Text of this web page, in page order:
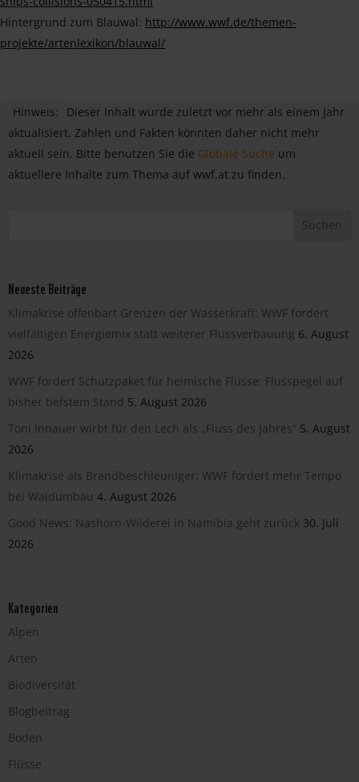
Hintergrund zum Blauwal: http://www.wwf.de/themen-
projekte/artenlexikon/blauwal/
Hinweis:
Dieser Inhalt wurde zuletzt vor mehr als einem Jahr
aktualisiert. Zahlen und Fakten könnten daher nicht mehr
aktuell sein. Bitte benutzen Sie die Globale Suche um
aktuellere Inhalte zum Thema auf wwf.at zu finden.
Neueste Beiträge
Klimakrise offenbart Grenzen der Wasserkraft: WWF fordert
vielfältigen Energiemix statt weiterer Flussverbauung 6. August
2026
WWF fordert Schutzpaket für heimische Flüsse: Flusspegel auf
bisher tiefstem Stand 5. August 2026
Toni Innauer wirbt für den Lech als „Fluss des Jahres“ 5. August
2026
Klimakrise als Brandbeschleuniger: WWF fordert mehr Tempo
bei Waldumbau 4. August 2026
Good News: Nashorn-Wilderei in Namibia geht zurück 30. Juli
2026
Kategorien
Alpen
Arten
Biodiversität
Blogbeitrag
Boden
Flüsse